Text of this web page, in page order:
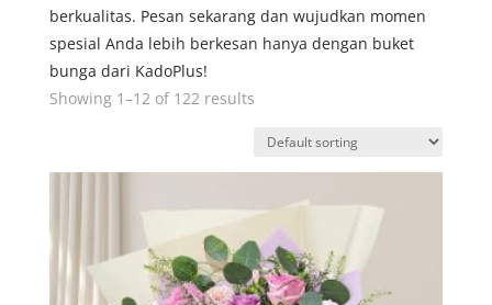
berkualitas. Pesan sekarang dan wujudkan momen
spesial Anda lebih berkesan hanya dengan buket
bunga dari KadoPlus!
Showing 1–12 of 122 results